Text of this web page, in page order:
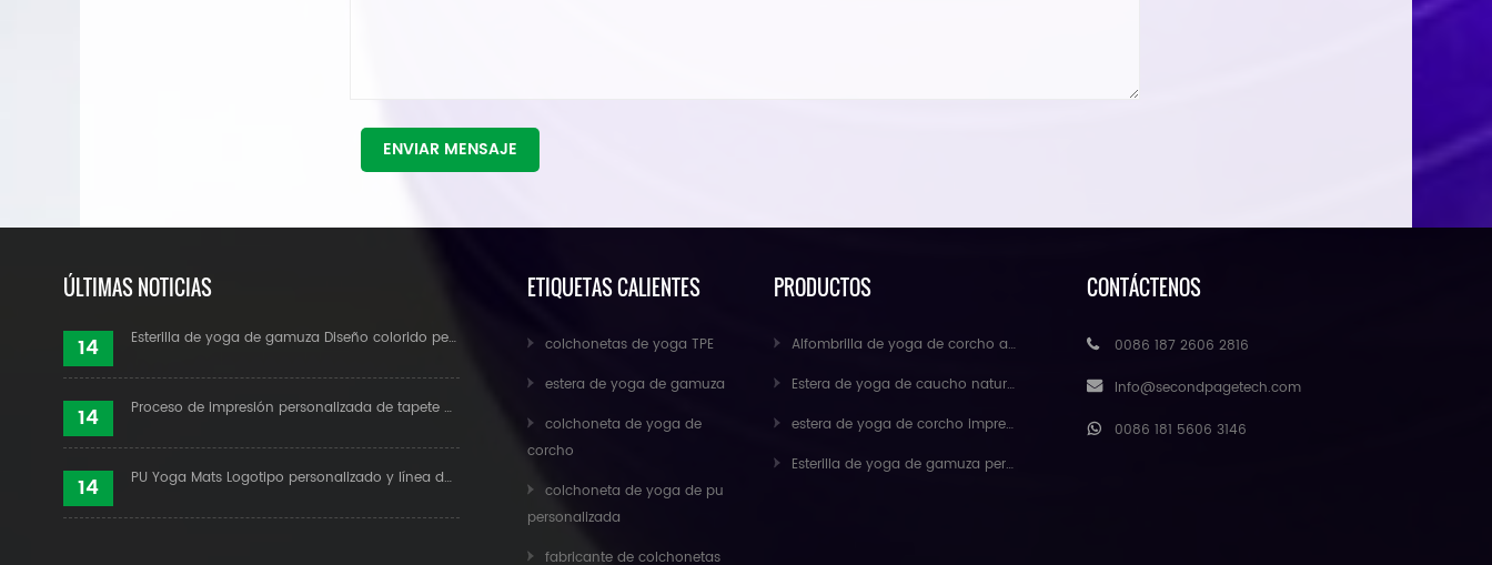
ENVIAR MENSAJE
ÚLTIMAS NOTICIAS
14 Esterilla de yoga de gamuza Diseño colorido personalizado
14 Proceso de impresión personalizada de tapete de yoga de gamuza
14 PU Yoga Mats Logotipo personalizado y línea de alineación
ETIQUETAS CALIENTES
colchonetas de yoga TPE
estera de yoga de gamuza
colchoneta de yoga de
corcho
colchoneta de yoga de pu
personalizada
fabricante de colchonetas
PRODUCTOS
Alfombrilla de yoga de corcho antideslizante para ejercicios ecológicos al por mayor
Estera de yoga de caucho natural de gamuza al por mayor para importadores
estera de yoga de corcho impresa personalizada antideslizante respetuosa con el medio ambiente de caucho natural
Esterilla de yoga de gamuza personalizada de nuevo diseño de Baishengmei
CONTÁCTENOS
0086 187 2606 2816
Info@secondpagetech.com
0086 181 5606 3146